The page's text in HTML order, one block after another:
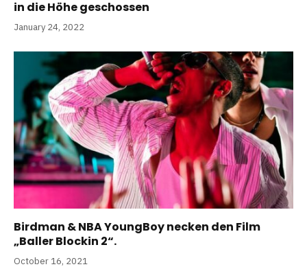
in die Höhe geschossen
January 24, 2022
Birdman & NBA YoungBoy necken den Film
„Baller Blockin 2“.
October 16, 2021